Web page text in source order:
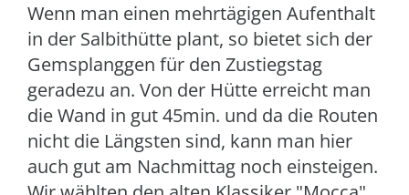
Wenn man einen mehrtägigen Aufenthalt
in der Salbithütte plant, so bietet sich der
Gemsplanggen für den Zustiegstag
geradezu an. Von der Hütte erreicht man
die Wand in gut 45min. und da die Routen
nicht die Längsten sind, kann man hier
auch gut am Nachmittag noch einsteigen.